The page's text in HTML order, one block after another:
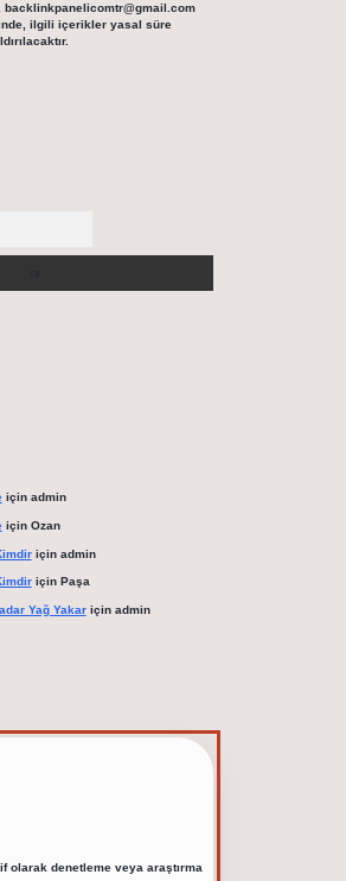
backlinkpanelicomtr@gmail.com
ilgili içerikler yasal süre
için admin
için Ozan
için admin
için Paşa
Yağ Yakariçin admin
olarak denetleme veya araştırma